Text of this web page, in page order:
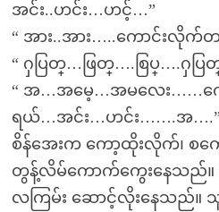
အင်း..ဟင်း…ဟင့်…”
“ အား..အား…..ကောင်းလိုက်
“ ႁပြတ္…ဖြတ္….စြပ္….ႁပ
“ အ…အမေ့…အမလေး……
ရယ်…အင်း…ဟင်း…….အ….”
စိန်အေးက ကော့ထိုးလိုက်၊ စကေ
တွန့်လိမ်ကောက်ကွေးနေသည်
လကြမ်း ဆောင့်လိုးနေသည်